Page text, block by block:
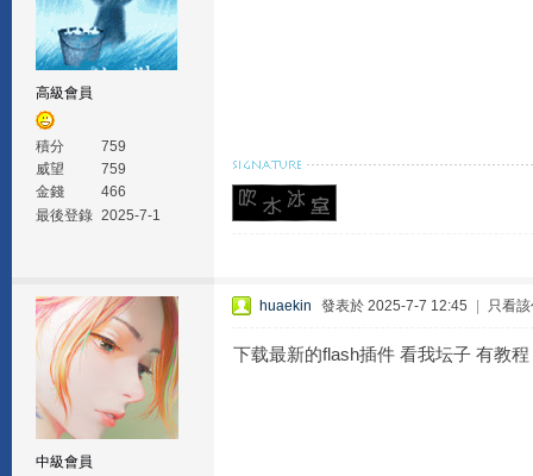
高級會員
積分
759
威望
759
金錢
466
最後登錄 2025-7-1
中級會員
huaekin 發表於 2025-7-7 12:45 只看
下载最新的flash插件 看我坛子 有教程